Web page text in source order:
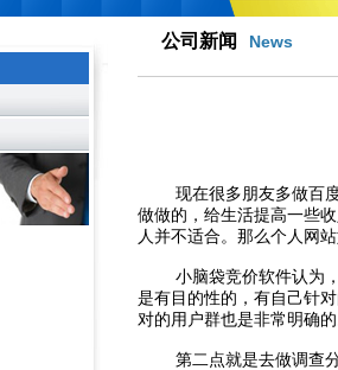
公司新闻 News
现在很多朋友多做百度
做做的，给生活提高一些
人并不适合。那么个人网
小脑袋竞价软件认为，
是有目的性的，有自己针
对的用户群也是非常明确
第二点就是去做调查分